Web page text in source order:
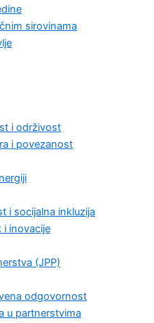
sirovinama
i održivost
i povezanost
i socijalna inkluzija
i inovacije
(JPP)
odgovornost
u partnerstvima